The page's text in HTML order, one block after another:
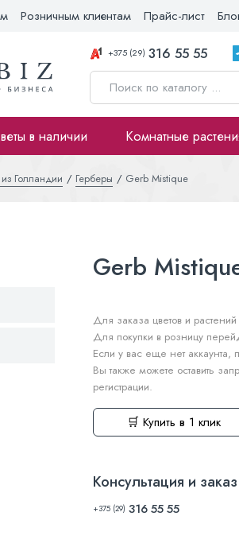
Розничным клиентам Прайс-лист
+375 (29) 316 55 55
в наличии Комнатные
Голландии Герберы Gerb Mistique
Gerb
Для заказа цветов и
Для покупки в розницу
Если у вас еще нет аккаунта,
Вы также можете оставить
регистрации.
🛒 Купить в 1 клик
Консультация и
+375 (29) 316 55 55